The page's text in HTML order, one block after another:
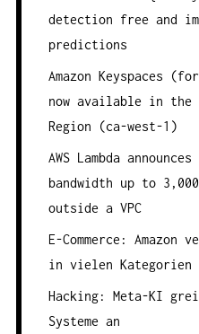
detection free and
predictions
Amazon Keyspaces
now available in the
Region (ca-west-1)
AWS Lambda
bandwidth up to
outside a VPC
E-Commerce:
in vielen Kategorien
Hacking: Meta-KI
Systeme an